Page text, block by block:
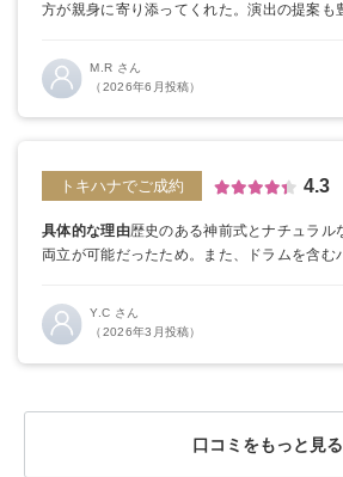
方が親身に寄り添ってくれた。演出の提案も
社」のような存在に感じられた。
に相談でき、会場見学前から丁寧にサポート
M.R さん
（2026年6月投稿）
トキハナでご成約 4.3
具体的な理由歴史のある神前式とナチュラル
両立が可能だったため。
また、ドラムを含む
た点即決不要の最低価格保証など、多くの特
じました。
Y.C さん
（2026年3月投稿）
口コミをもっと見る